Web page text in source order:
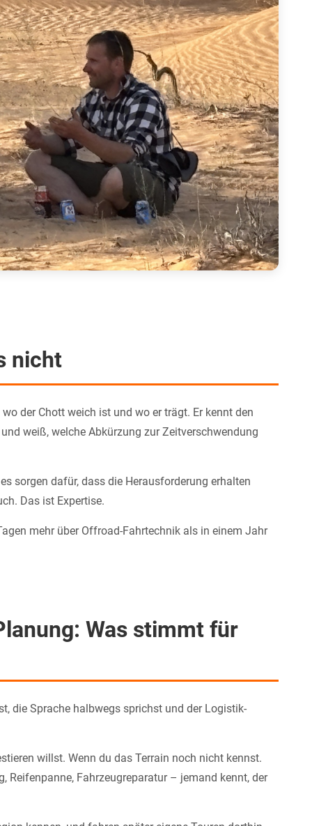
nicht
der Chott weich ist und wo er trägt. Er kennt den
weiß, welche Abkürzung zur Zeitverschwendung
sorgen dafür, dass die Herausforderung erhalten
Das ist Expertise.
mehr über Offroad-Fahrtechnik als in einem Jahr
Was stimmt für
die Sprache halbwegs sprichst und der Logistik-
willst. Wenn du das Terrain noch nicht kennst.
Reifenpanne, Fahrzeugreparatur – jemand kennt, der